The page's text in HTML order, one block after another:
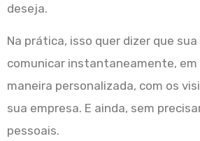
deseja.
Na prática, isso quer dizer que
comunicar instantaneamente, em
maneira personalizada, com os
sua empresa. E ainda, sem
pessoais.